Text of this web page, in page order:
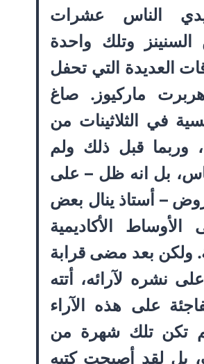
الناس عشرات
وتلك واحدة
العديدة التي تحفل
ماركيوز. صاغ
في الثلاثينات من
وربما قبل ذلك ولم
بل انه ظل – على
– أستاذ ينال بعض
الأوساط الأكاديمية
ولكن بعد مضى قرابة
نشره لآرائه، أتته
على هذه الآراء
تكن تلك شهرة من
بل لقد أصبحت كتبه